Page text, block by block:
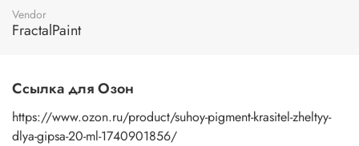
Vendor
FractalPaint
Ссылка для Озон
https://www.ozon.ru/product/suhoy-pigment-krasitel-zheltyy-
dlya-gipsa-20-ml-1740901856/